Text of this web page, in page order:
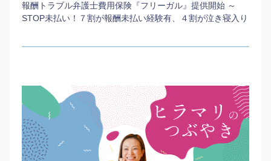
報酬トラブル弁護士費用保険『フリーガル』提供開始 ～
STOP未払い！７割が報酬未払い経験有、４割が泣き寝入り